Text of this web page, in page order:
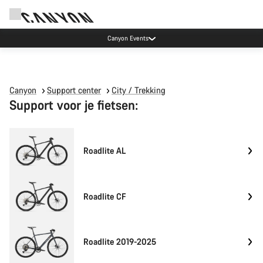
Canyon Events
Canyon Support center City / Trekking
Support voor je fietsen:
Roadlite AL
Roadlite CF
Roadlite 2019-2025